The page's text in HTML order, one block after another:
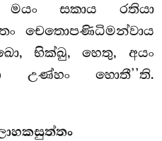
සකාය රතියා
තං චෙතොපණිධිමන්වාය
භික්ඛු, හෙතු, අයං
උණ්හං හොතී’’ති.